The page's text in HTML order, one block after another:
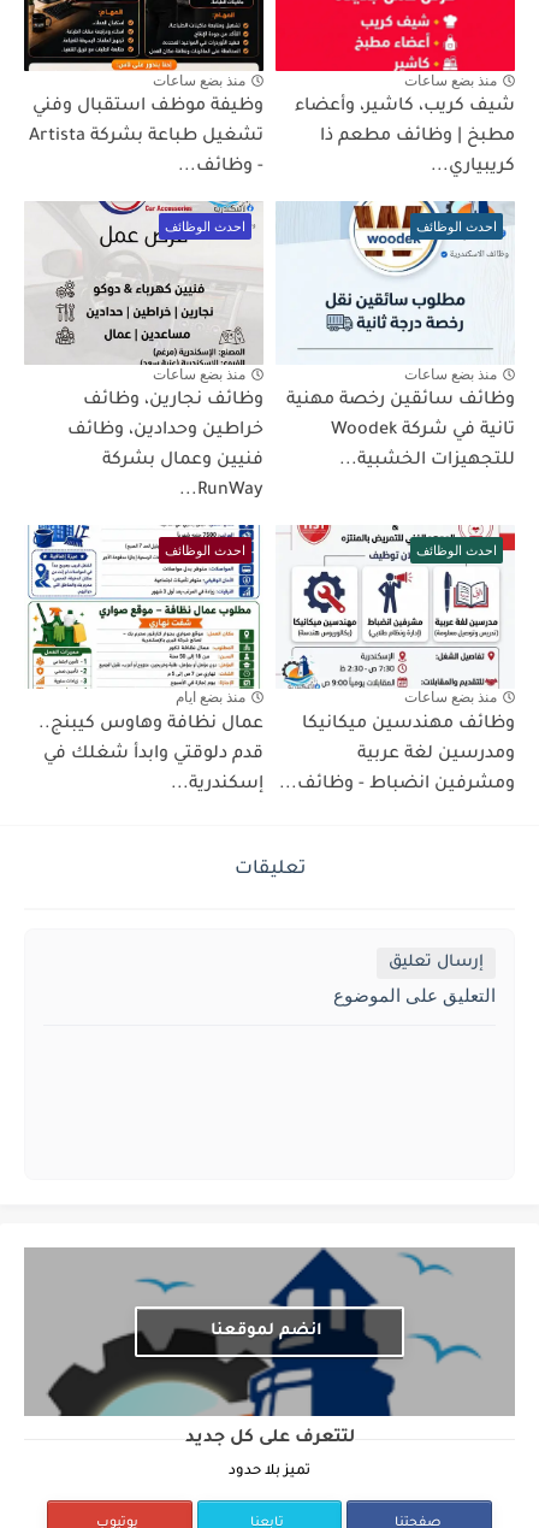
منذ بضع ساعات
شيف كريب، كاشير، وأعضاء
مطبخ | وظائف مطعم ذا
كريبياري...
منذ بضع ساعات
وظيفة موظف استقبال وفني
تشغيل طباعة بشركة Artista
- وظائف...
احدث الوظائف
منذ بضع ساعات
وظائف سائقين رخصة مهنية
تانية في شركة Woodek
للتجهيزات الخشبية...
احدث الوظائف
منذ بضع ساعات
وظائف نجارين، وظائف
خراطين وحدادين، وظائف
فنيين وعمال بشركة
RunWay...
احدث الوظائف
منذ بضع ساعات
وظائف مهندسين ميكانيكا
ومدرسين لغة عربية
ومشرفين انضباط - وظائف...
احدث الوظائف
منذ بضع ايام
عمال نظافة وهاوس كيبنج..
قدم دلوقتي وابدأ شغلك في
إسكندرية...
تعليقات
إرسال تعليق
التعليق على الموضوع
انضم لموقعنا
لتتعرف على كل جديد
تميز بلا حدود
صفحتنا تابعنا يوتيوب